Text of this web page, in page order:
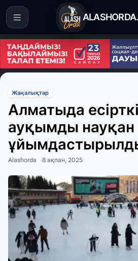
Жаңалықтар
Алматыда
ауқымды науқан
Alashorda 8 ақпан, 2025